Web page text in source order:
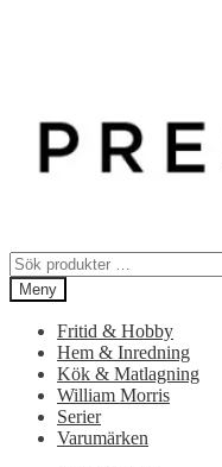
Sök
efter:
Meny
Fritid & Hobby
Hem & Inredning
Kök & Matlagning
William Morris
Serier
Varumärken